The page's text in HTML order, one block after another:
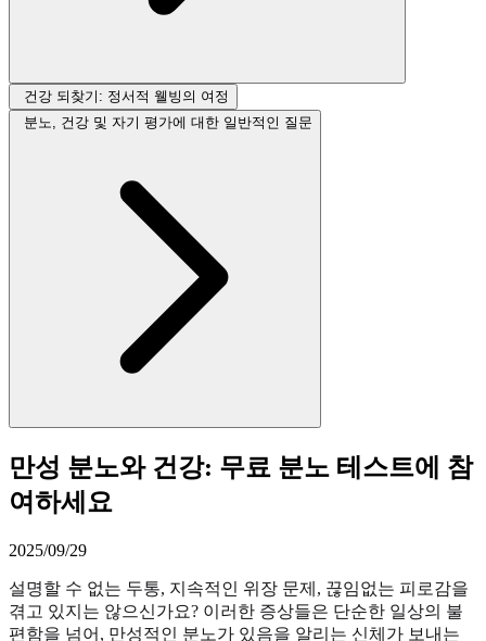
건강 되찾기: 정서적 웰빙의 여정
분노, 건강 및 자기 평가에 대한 일반적인 질문
만성 분노와 건강: 무료 분노 테스트에 참
여하세요
2025/09/29
설명할 수 없는 두통, 지속적인 위장 문제, 끊임없는 피로감을
겪고 있지는 않으신가요? 이러한 증상들은 단순한 일상의 불
편함을 넘어, 만성적인 분노가 있음을 알리는 신체가 보내는